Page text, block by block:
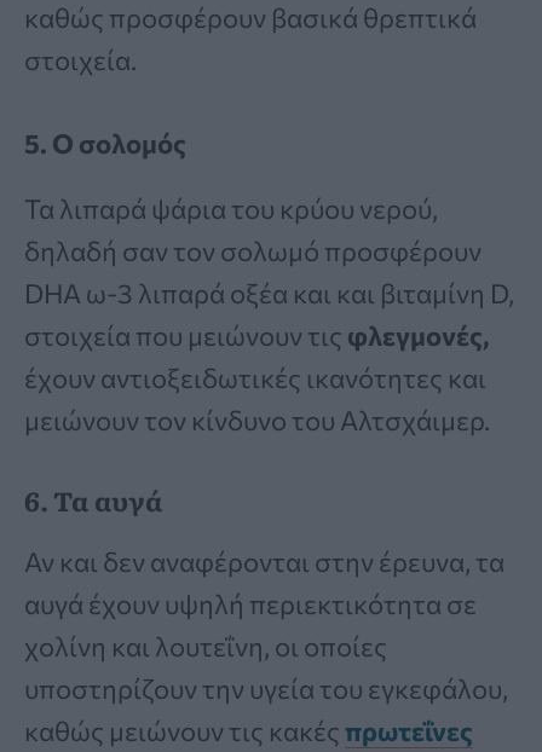
καθώς προσφέρουν βασικά θρεπτικά
στοιχεία.
5. Ο σολομός
Τα λιπαρά ψάρια του κρύου νερού,
δηλαδή σαν τον σολωμό προσφέρουν
DHA ω-3 λιπαρά οξέα και και βιταμίνη D,
στοιχεία που μειώνουν τις φλεγμονές,
έχουν αντιοξειδωτικές ικανότητες και
μειώνουν τον κίνδυνο του Αλτσχάιμερ.
6. Τα αυγά
Αν και δεν αναφέρονται στην έρευνα, τα
αυγά έχουν υψηλή περιεκτικότητα σε
χολίνη και λουτεΐνη, οι οποίες
υποστηρίζουν την υγεία του εγκεφάλου,
καθώς μειώνουν τις κακέςπρωτεΐνες